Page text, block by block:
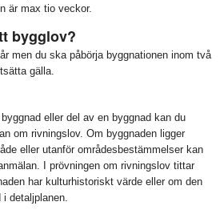
är max tio veckor.
bygglov?
men du ska påbörja byggnationen inom två
gälla.
eller del av en byggnad kan du
om rivningslov. Om byggnaden ligger
eller utanför områdesbestämmelser kan
I prövningen om rivningslov tittar
har kulturhistoriskt värde eller om den
detaljplanen.